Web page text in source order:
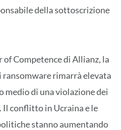
della sottoscrizione
of Competence di Allianz, la
rimarrà elevata
medio di una violazione dei
Il conflitto in Ucraina e le
stanno aumentando